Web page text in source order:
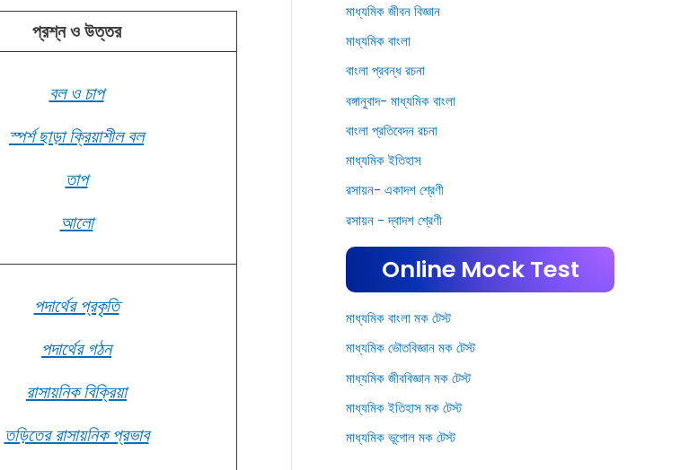
প্রশ্ন ও উত্তর
বল ও চাপ
স্পর্শ ছাড়া ক্রিয়াশীল বল
তাপ
আলো
পদার্থের প্রকৃতি
পদার্থের গঠন
রাসায়নিক বিক্রিয়া
তড়িতের রাসায়নিক প্রভাব
মাধ্যমিক জীবন বিজ্ঞান
মাধ্যমিক বাংলা
বাংলা প্রবন্ধ রচনা
বঙ্গানুবাদ- মাধ্যমিক বাংলা
বাংলা প্রতিবেদন রচনা
মাধ্যমিক ইতিহাস
রসায়ন- একাদশ শ্রেণী
রসায়ন - দ্বাদশ শ্রেণী
Online Mock Test
মাধ্যমিক বাংলা মক টেস্ট
মাধ্যমিক ভৌতবিজ্ঞান মক টেস্ট
মাধ্যমিক জীববিজ্ঞান মক টেস্ট
মাধ্যমিক ইতিহাস মক টেস্ট
মাধ্যমিক ভূগোল মক টেস্ট